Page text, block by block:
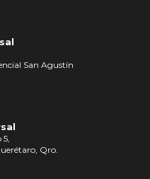
San Agustín
5,
Qro.